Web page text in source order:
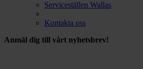
Serviceställen Wallas
Kontakta oss
Anmäl dig till vårt nyhetsbrev!